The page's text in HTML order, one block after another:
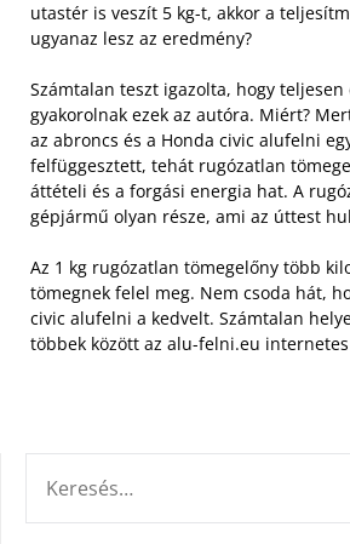
utastér is veszít 5 kg-t, akkor a
ugyanaz lesz az eredmény?
Számtalan teszt igazolta, hogy
gyakorolnak ezek az autóra. Miért?
az abroncs és a Honda civic alufelni
felfüggesztett, tehát rugózatlan
áttételi és a forgási energia hat. A
gépjármű olyan része, ami az úttest
Az 1 kg rugózatlan tömegelőny több
tömegnek felel meg. Nem csoda hát,
civic alufelni a kedvelt. Számtalan
többek között az alu-felni.eu